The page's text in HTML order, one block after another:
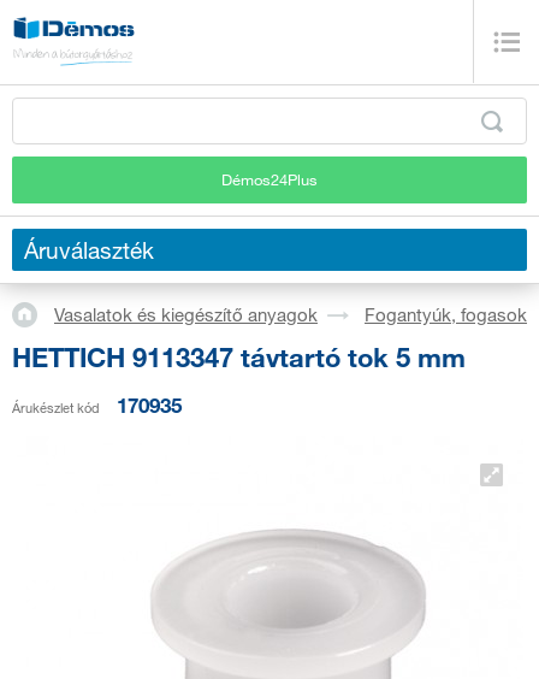
Démos24Plus
Áruválaszték
Vasalatok és kiegészítő anyagok Fogantyúk, fogasok
HETTICH 9113347 távtartó tok 5 mm
Árukészlet kód 170935